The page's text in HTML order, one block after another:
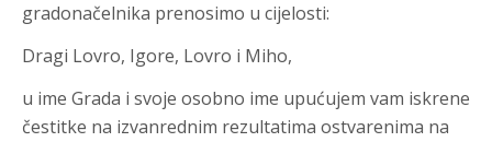
gradonačelnika prenosimo u cijelosti:
Dragi Lovro, Igore, Lovro i Miho,
u ime Grada i svoje osobno ime upućujem vam iskrene
čestitke na izvanrednim rezultatima ostvarenima na